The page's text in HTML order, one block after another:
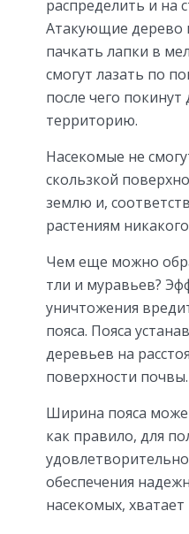
распределить и на
Атакующие дерево
пачкать лапки в
смогут лазать по
после чего
территорию.
Насекомые не
скользкой
землю и,
растениям
Чем еще можно
тли и муравьев?
уничтожения
пояса. Пояса
деревьев на
поверхности почвы.
Ширина пояса
как правило, для
обеспечения
насекомых, хватает